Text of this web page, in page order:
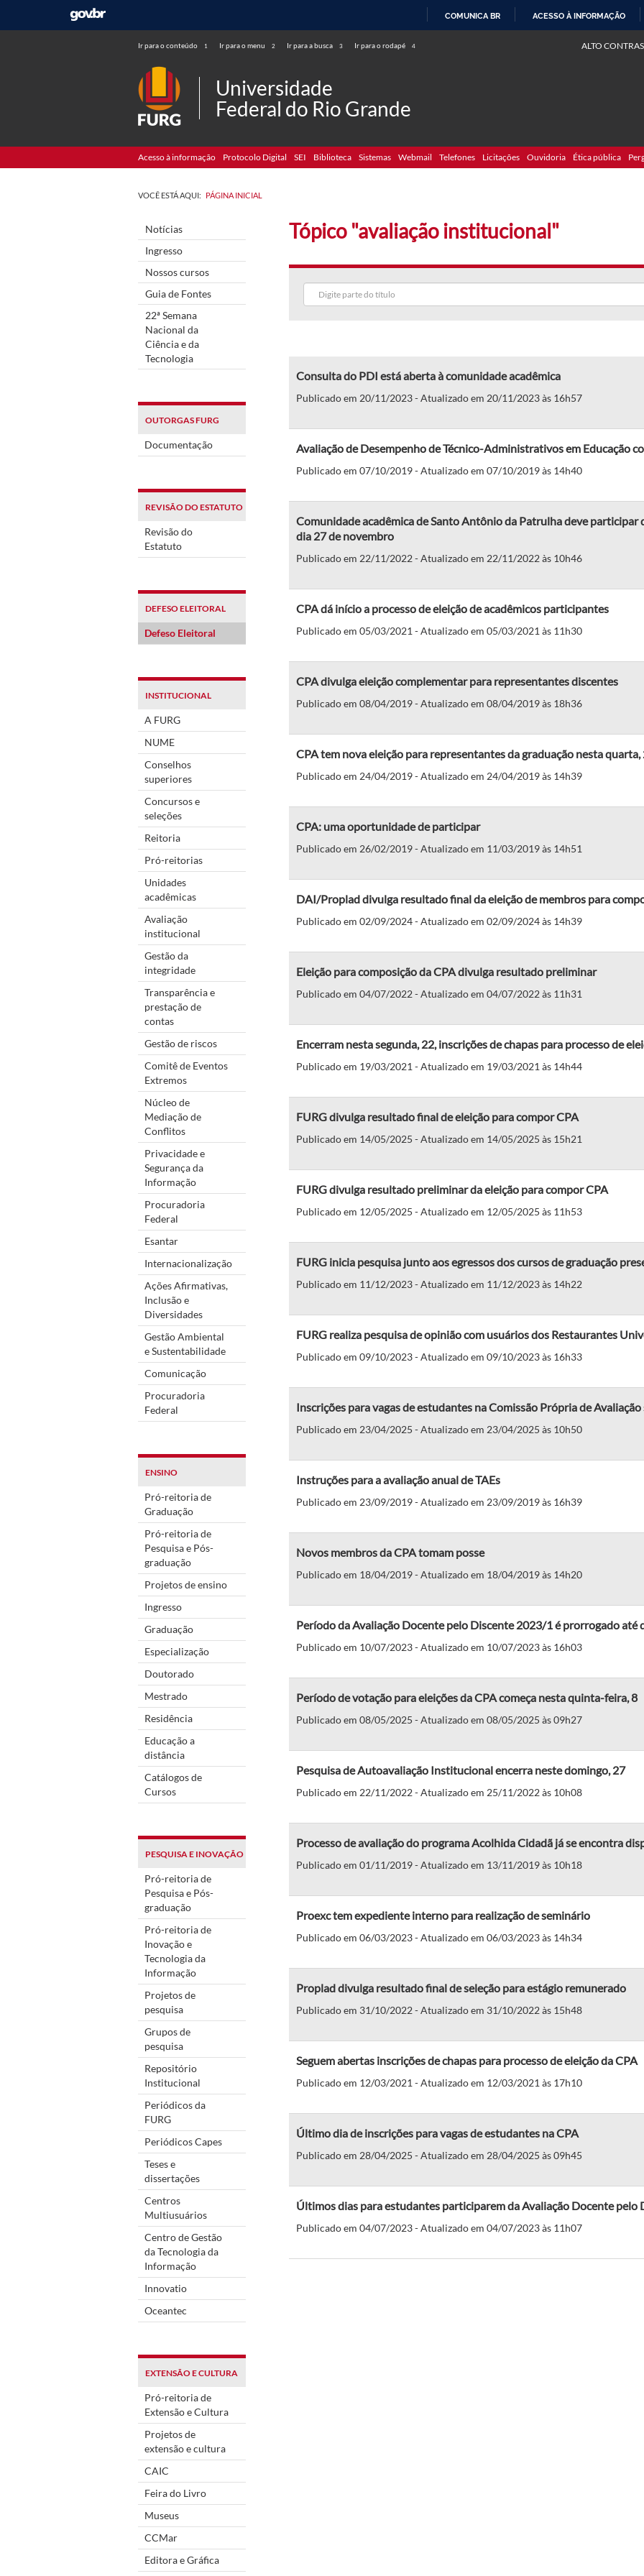
COMUNICA BR ACESSO À INFORMAÇÃO
Ir para o conteúdo 1 Ir para o menu 2 Ir para a busca 3 Ir para o rodapé 4 ALTO
Universidade
Federal do Rio Grande
Acesso à informação Protocolo Digital SEI Biblioteca Sistemas Webmail Telefones Licitações Ouvidoria Ética pública
VOCÊ ESTÁ AQUI: PÁGINA INICIAL
Notícias
Ingresso
Nossos cursos
Guia de Fontes
22ª Semana
Nacional da
Ciência e da
Tecnologia
OUTORGAS FURG
Documentação
REVISÃO DO ESTATUTO
Revisão do
Estatuto
DEFESO ELEITORAL
Defeso Eleitoral
INSTITUCIONAL
A FURG
NUME
Conselhos
superiores
Concursos e
seleções
Reitoria
Pró-reitorias
Unidades
acadêmicas
Avaliação
institucional
Gestão da
integridade
Transparência e
prestação de
contas
Gestão de riscos
Comitê de Eventos
Extremos
Núcleo de
Mediação de
Conflitos
Privacidade e
Segurança da
Informação
Procuradoria
Federal
Esantar
Internacionalização
Ações Afirmativas,
Inclusão e
Diversidades
Gestão Ambiental
e Sustentabilidade
Comunicação
Procuradoria
Federal
ENSINO
Pró-reitoria de
Graduação
Pró-reitoria de
Pesquisa e Pós-
graduação
Projetos de ensino
Ingresso
Graduação
Especialização
Doutorado
Mestrado
Residência
Educação a
distância
Catálogos de
Cursos
PESQUISA E INOVAÇÃO
Pró-reitoria de
Pesquisa e Pós-
graduação
Pró-reitoria de
Inovação e
Tecnologia da
Informação
Projetos de
pesquisa
Grupos de
pesquisa
Repositório
Institucional
Periódicos da
FURG
Periódicos Capes
Teses e
dissertações
Centros
Multiusuários
Centro de Gestão
da Tecnologia da
Informação
Innovatio
Oceantec
EXTENSÃO E CULTURA
Pró-reitoria de
Extensão e Cultura
Projetos de
extensão e cultura
CAIC
Feira do Livro
Museus
CCMar
Editora e Gráfica
Tópico "avaliação institucional"
Consulta do PDI está aberta à comunidade acadêmica
Publicado em 20/11/2023 - Atualizado em 20/11/2023 às 16h57
Avaliação de Desempenho de Técnico-Administrativos em Educação
Publicado em 07/10/2019 - Atualizado em 07/10/2019 às 14h40
Comunidade acadêmica de Santo Antônio da Patrulha deve
dia 27 de novembro
Publicado em 22/11/2022 - Atualizado em 22/11/2022 às 10h46
CPA dá início a processo de eleição de acadêmicos participantes
Publicado em 05/03/2021 - Atualizado em 05/03/2021 às 11h30
CPA divulga eleição complementar para representantes discentes
Publicado em 08/04/2019 - Atualizado em 08/04/2019 às 18h36
CPA tem nova eleição para representantes da graduação nesta quarta,
Publicado em 24/04/2019 - Atualizado em 24/04/2019 às 14h39
CPA: uma oportunidade de participar
Publicado em 26/02/2019 - Atualizado em 11/03/2019 às 14h51
DAI/Proplad divulga resultado final da eleição de membros para
Publicado em 02/09/2024 - Atualizado em 02/09/2024 às 14h39
Eleição para composição da CPA divulga resultado preliminar
Publicado em 04/07/2022 - Atualizado em 04/07/2022 às 11h31
Encerram nesta segunda, 22, inscrições de chapas para processo de
Publicado em 19/03/2021 - Atualizado em 19/03/2021 às 14h44
FURG divulga resultado final de eleição para compor CPA
Publicado em 14/05/2025 - Atualizado em 14/05/2025 às 15h21
FURG divulga resultado preliminar da eleição para compor CPA
Publicado em 12/05/2025 - Atualizado em 12/05/2025 às 11h53
FURG inicia pesquisa junto aos egressos dos cursos de graduação
Publicado em 11/12/2023 - Atualizado em 11/12/2023 às 14h22
FURG realiza pesquisa de opinião com usuários dos Restaurantes
Publicado em 09/10/2023 - Atualizado em 09/10/2023 às 16h33
Inscrições para vagas de estudantes na Comissão Própria de
Publicado em 23/04/2025 - Atualizado em 23/04/2025 às 10h50
Instruções para a avaliação anual de TAEs
Publicado em 23/09/2019 - Atualizado em 23/09/2019 às 16h39
Novos membros da CPA tomam posse
Publicado em 18/04/2019 - Atualizado em 18/04/2019 às 14h20
Período da Avaliação Docente pelo Discente 2023/1 é prorrogado até
Publicado em 10/07/2023 - Atualizado em 10/07/2023 às 16h03
Período de votação para eleições da CPA começa nesta quinta-feira, 8
Publicado em 08/05/2025 - Atualizado em 08/05/2025 às 09h27
Pesquisa de Autoavaliação Institucional encerra neste domingo, 27
Publicado em 22/11/2022 - Atualizado em 25/11/2022 às 10h08
Processo de avaliação do programa Acolhida Cidadã já se encontra
Publicado em 01/11/2019 - Atualizado em 13/11/2019 às 10h18
Proexc tem expediente interno para realização de seminário
Publicado em 06/03/2023 - Atualizado em 06/03/2023 às 14h34
Proplad divulga resultado final de seleção para estágio remunerado
Publicado em 31/10/2022 - Atualizado em 31/10/2022 às 15h48
Seguem abertas inscrições de chapas para processo de eleição da CPA
Publicado em 12/03/2021 - Atualizado em 12/03/2021 às 17h10
Último dia de inscrições para vagas de estudantes na CPA
Publicado em 28/04/2025 - Atualizado em 28/04/2025 às 09h45
Últimos dias para estudantes participarem da Avaliação Docente pelo
Publicado em 04/07/2023 - Atualizado em 04/07/2023 às 11h07